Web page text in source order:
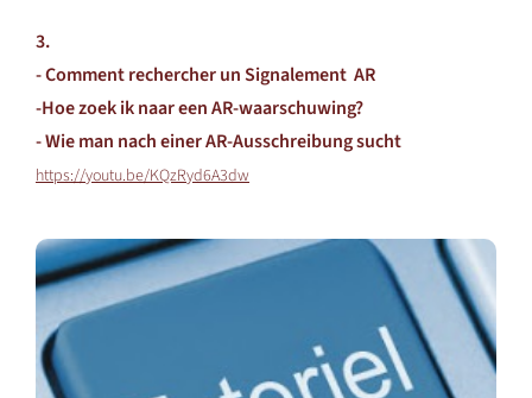
3.
- Comment rechercher un Signalement AR
-Hoe zoek ik naar een AR-waarschuwing?
- Wie man nach einer AR-Ausschreibung sucht
https://youtu.be/KQzRyd6A3dw